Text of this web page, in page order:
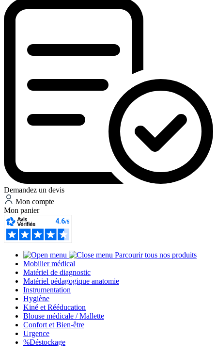
Demandez un devis
Mon compte
Mon panier
Parcourir tous nos produits
Mobilier médical
Matériel de diagnostic
Matériel pédagogique anatomie
Instrumentation
Hygiène
Kiné et Rééducation
Blouse médicale / Mallette
Confort et Bien-être
Urgence
%Déstockage